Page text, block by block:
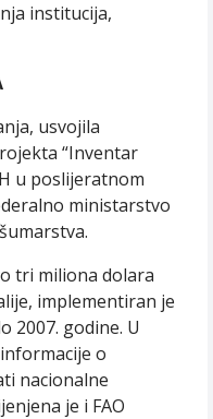
institucija,
usvojila
“Inventar
u poslijeratnom
ministarstvo
tri miliona dolara
implementiran je
2007. godine. U
o
nacionalne
je i FAO